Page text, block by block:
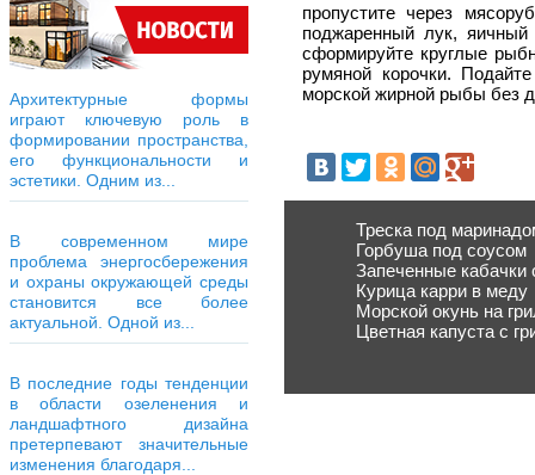
Архитектурные формы
играют ключевую роль в
формировании пространства,
его функциональности и
эстетики. Одним из...
В современном мире
проблема энергосбережения
и охраны окружающей среды
становится все более
актуальной. Одной из...
В последние годы тенденции
в области озеленения и
ландшафтного дизайна
претерпевают значительные
изменения благодаря...
пропустите через
поджаренный лук,
сформируйте круглые
румяной корочки.
морской жирной рыбы без
Треска под
Горбуша под соусом
Запеченные кабачки
Курица карри в меду
Морской окунь на
Цветная капуста с